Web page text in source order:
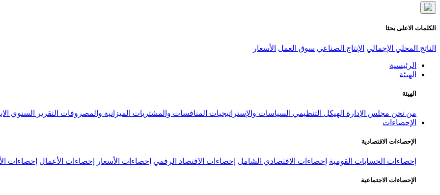
الكلمات الاعلى بحثا
الناتج المحلي الإجمالي الإنتاج الصناعي سوق العمل الأسعار
الرئيسية
الهيئة
الهيئة
من نحن مجلس الإدارة الهيكل التنظيمي السياسات والإستراتيجيات المنافسات والمشتريات الميزانية والمصروفات التقرير السنوي
الإحصاءات
الإحصاءات الاقتصادية
إحصاءات الحسابات القومية إحصاءات الاقتصادي الشامل إحصاءات الاقتصاد الرقمي إحصاءات الأسعار إحصاءات الأعمال إحصاءات
الإحصاءات الاجتماعية